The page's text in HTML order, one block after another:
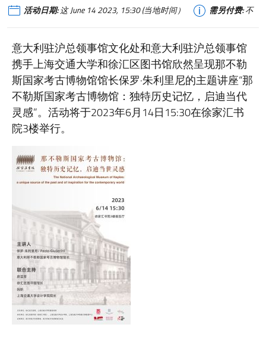
活动日期:这 June 14 2023, 15:30 (当地时间） 需另付费:不
意大利驻沪总领事馆文化处和意大利驻沪总领事馆
携手上海交通大学和徐汇区图书馆欣然呈现那不勒
斯国家考古博物馆馆长保罗·朱利里尼的主题讲座“那
不勒斯国家考古博物馆：独特历史记忆，启迪当代
灵感”。活动将于2023年6月14日15:30在徐家汇书
院3楼举行。